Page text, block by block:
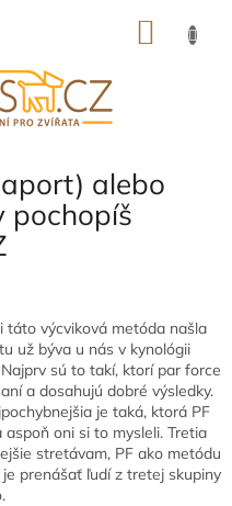
alebo
pochopíš
táto výcviková metóda našla
už býva u nás v kynológii
sú to takí, ktorí par force
a dosahujú dobré výsledky.
je taká, ktorá PF
aspoň oni si to mysleli. Tretia
stretávam, PF ako metódu
prenášať ľudí z tretej skupiny